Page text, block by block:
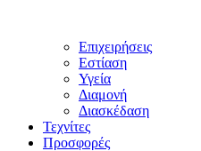
Επιχειρήσεις
Εστίαση
Υγεία
Διαμονή
Διασκέδαση
Τεχνίτες
Προσφορές